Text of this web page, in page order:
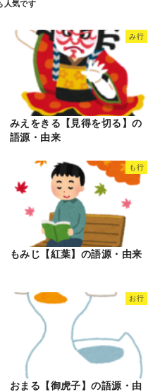
み行
みえをきる【見得を切る】の
語源・由来
も行
もみじ【紅葉】の語源・由来
お行
おまる【御虎子】の語源・由